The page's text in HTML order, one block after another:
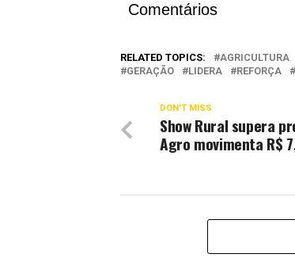
Comentários
RELATED TOPICS: AGRICULTURA
GERAÇÃO
LIDERA REFORÇA
DON'T MISS
Show Rural supera
Agro movimenta R$